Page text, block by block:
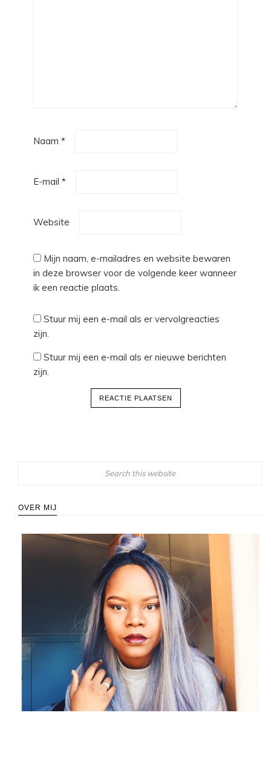
Naam *
E-mail *
Website
Mijn naam, e-mailadres en website bewaren
in deze browser voor de volgende keer wanneer
ik een reactie plaats.
Stuur mij een e-mail als er vervolgreacties
zijn.
Stuur mij een e-mail als er nieuwe berichten
zijn.
OVER MIJ